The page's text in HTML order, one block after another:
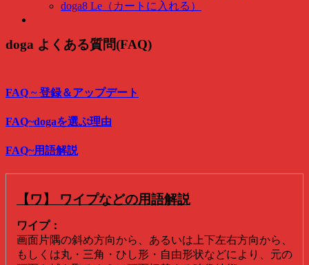
doga8 Le（カートに入れる）
doga よくある質問(FAQ)
FAQ ~ 登録＆アップデート
FAQ~dogaを選ぶ理由
FAQ~用語解説
【ワ】 ワイプなどの用語解説
ワイプ：
画面片隅の斜め方向から、あるいは上下左右方向から、
もしくは丸・三角・ひし形・自由形状などにより、元の